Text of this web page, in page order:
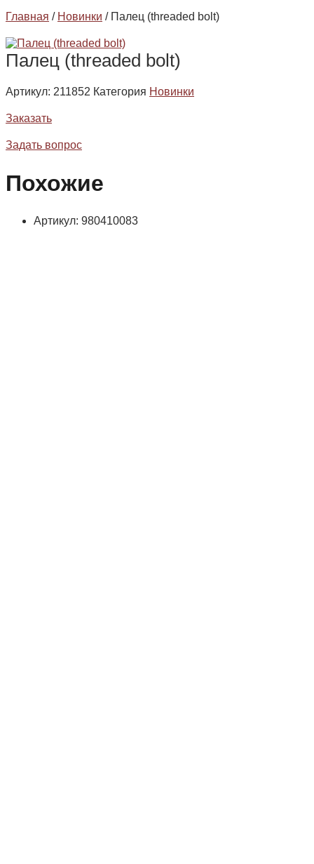
Главная / Новинки / Палец (threaded bolt)
Палец (threaded bolt)
Артикул: 211852 Категория Новинки
Заказать
Задать вопрос
Похожие
Артикул: 980410083